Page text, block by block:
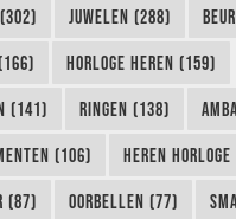
(302) JUWELEN (288)
HORLOGE HEREN (159)
(141) RINGEN (138)
(106) HEREN
(87) OORBELLEN (77)